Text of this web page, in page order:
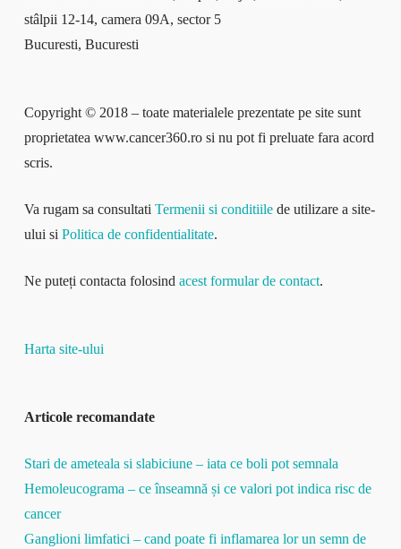
stâlpii 12-14, camera 09A, sector 5
Bucuresti, Bucuresti
Copyright © 2018 – toate materialele prezentate pe site sunt
proprietatea www.cancer360.ro si nu pot fi preluate fara acord
scris.
Va rugam sa consultati Termenii si conditiilede utilizare a site-
ului si Politica de confidentialitate.
Ne puteți contacta folosind acest formular de contact.
Harta site-ului
Articole recomandate
Stari de ameteala si slabiciune – iata ce boli pot semnala
Hemoleucograma – ce înseamnă și ce valori pot indica risc de
cancer
Ganglioni limfatici – cand poate fi inflamarea lor un semn de